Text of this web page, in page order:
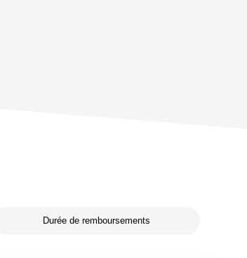
Durée de remboursements